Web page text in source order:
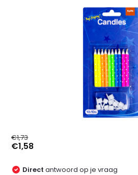
€1,73
€1,58
Direct antwoord op je vraag